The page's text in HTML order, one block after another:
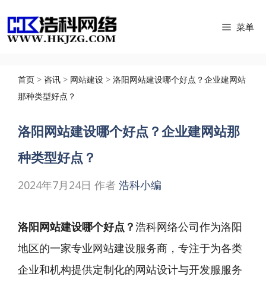
至
菜单
首页 > 咨讯 > 网站建设 > 洛阳网站建设哪个好点？企业建网站
那种类型好点？
洛阳网站建设哪个好点？企业建网站那
种类型好点？
2024年7月24日 作者 浩科小编
洛阳网站建设哪个好点？浩科网络公司作为洛阳
地区的一家专业网站建设服务商，专注于为各类
企业和机构提供定制化的网站设计与开发服服务